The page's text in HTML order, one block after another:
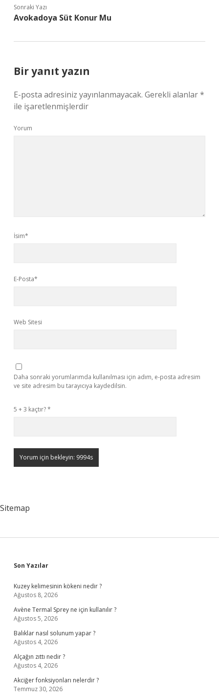
Sonraki Yazı
Avokadoya Süt Konur Mu
Bir yanıt yazın
E-posta adresiniz yayınlanmayacak. Gerekli alanlar*
ile işaretlenmişlerdir
Yorum
İsim*
E-Posta*
Web Sitesi
Daha sonraki yorumlarımda kullanılması için adım, e-posta adresim
ve site adresim bu tarayıcıya kaydedilsin.
5 + 3 kaçtır?*
Sitemap
Sidebar
Son Yazılar
Kuzey kelimesinin kökeni nedir ?
Ağustos 8, 2026
Avène Termal Sprey ne için kullanılır ?
Ağustos 5, 2026
Balıklar nasıl solunum yapar ?
Ağustos 4, 2026
Alçağın zıttı nedir ?
Ağustos 4, 2026
Akciğer fonksiyonları nelerdir ?
Temmuz 30, 2026